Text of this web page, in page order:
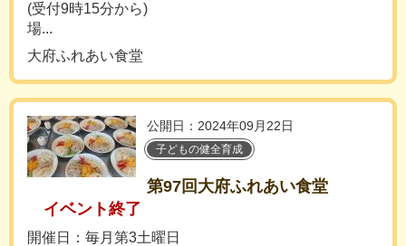
(受付9時15分から)
場...
大府ふれあい食堂
公開日：2024年09月22日
子どもの健全育成
第97回大府ふれあい食堂
イベント終了
開催日：毎月第3土曜日